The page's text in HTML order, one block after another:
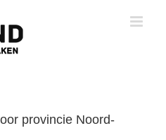
provincie Noord-